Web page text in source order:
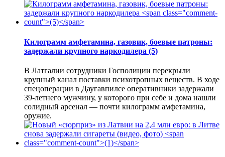
Килограмм амфетамина, газовик, боевые патроны:
задержали крупного наркодилера (5)
В Латгалии сотрудники Госполиции перекрыли
крупный канал поставки психотропных веществ. В ходе
спецоперации в Даугавпилсе оперативники задержали
39-летнего мужчину, у которого при себе и дома нашли
солидный арсенал — почти килограмм амфетамина,
оружие.